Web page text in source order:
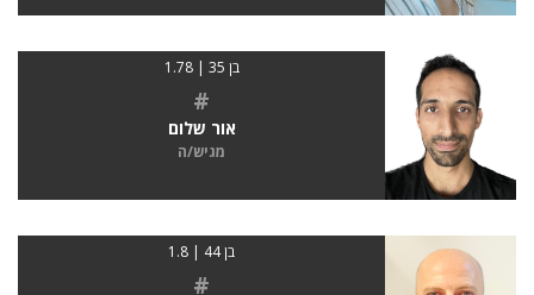
בן 35 | 1.78
#
אור שלום
מגיש/ה
בן 44 | 1.8
#